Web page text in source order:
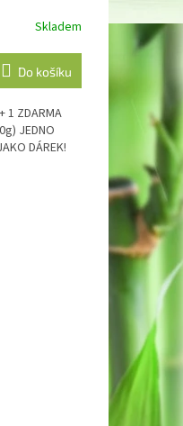
Skladem
Do košíku
1 ZDARMA
JEDNO
DÁREK!